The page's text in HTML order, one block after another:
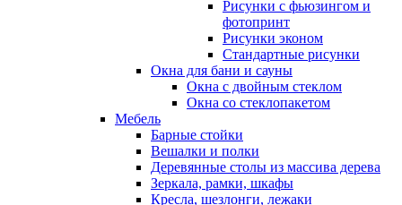
Рисунки с фьюзингом и
фотопринт
Рисунки эконом
Стандартные рисунки
Окна для бани и сауны
Окна с двойным стеклом
Окна со стеклопакетом
Мебель
Барные стойки
Вешалки и полки
Деревянные столы из массива дерева
Зеркала, рамки, шкафы
Кресла, шезлонги, лежаки